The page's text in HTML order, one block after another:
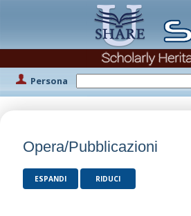
Persona
Opera/Pubblicazioni
ESPANDI RIDUCI